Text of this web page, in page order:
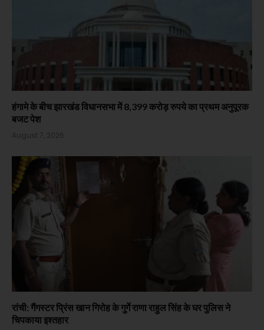
हंगामे के बीच झारखंड विधानसभा में 8,399 करोड़ रुपये का प्रथम अनुपूरक
बजट पेश
August 7, 2026
रांची: गैंगस्टर प्रिंस खान गिरोह के गुर्गे राणा राहुल सिंह के घर पुलिस ने
चिपकाया इश्तहार